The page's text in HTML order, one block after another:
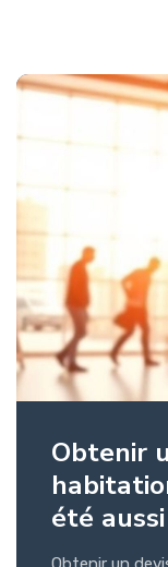
Obtenir
été